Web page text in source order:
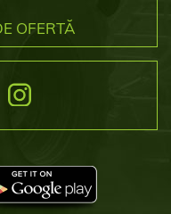
OFERTĂ